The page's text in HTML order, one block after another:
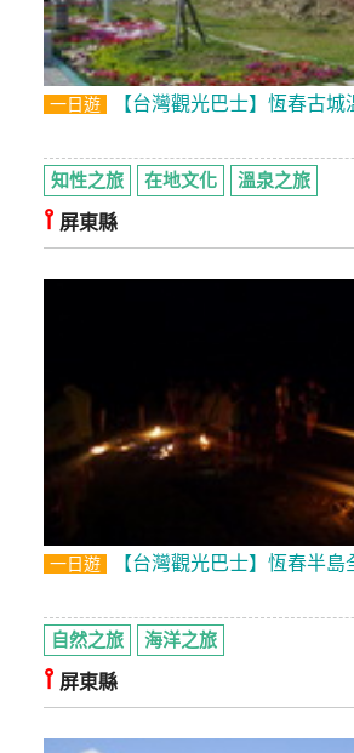
一日遊 【台灣觀光巴士】恆春古
知性之旅 在地文化 溫泉之旅
⫯ 屏東縣
一日遊 【台灣觀光巴士】恆春半島
自然之旅 海洋之旅
⫯ 屏東縣